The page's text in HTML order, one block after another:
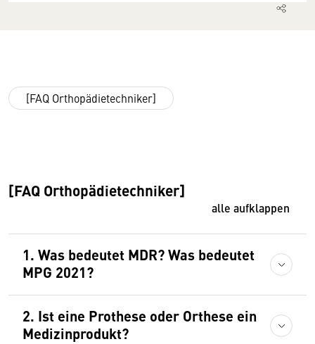
[FAQ Orthopädietechniker]
[FAQ Orthopädietechniker]
alle aufklappen
1. Was bedeutet MDR? Was bedeutet
MPG 2021?
2. Ist eine Prothese oder Orthese ein
Medizinprodukt?